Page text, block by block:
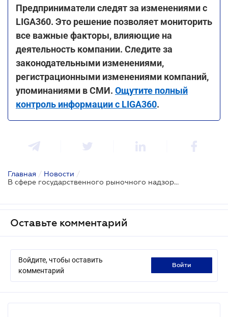
Предприниматели следят за изменениями с
LIGA360. Это решение позволяет мониторить
все важные факторы, влияющие на
деятельность компании. Следите за
законодательными изменениями,
регистрационными изменениями компаний,
упоминаниями в СМИ. Ощутите полный
контроль информации с LIGA360.
Главная / Новости /
В сфере государственного рыночного надзора ожидаются изменения - проект
Оставьте комментарий
Войдите, чтобы оставить
комментарий
войти